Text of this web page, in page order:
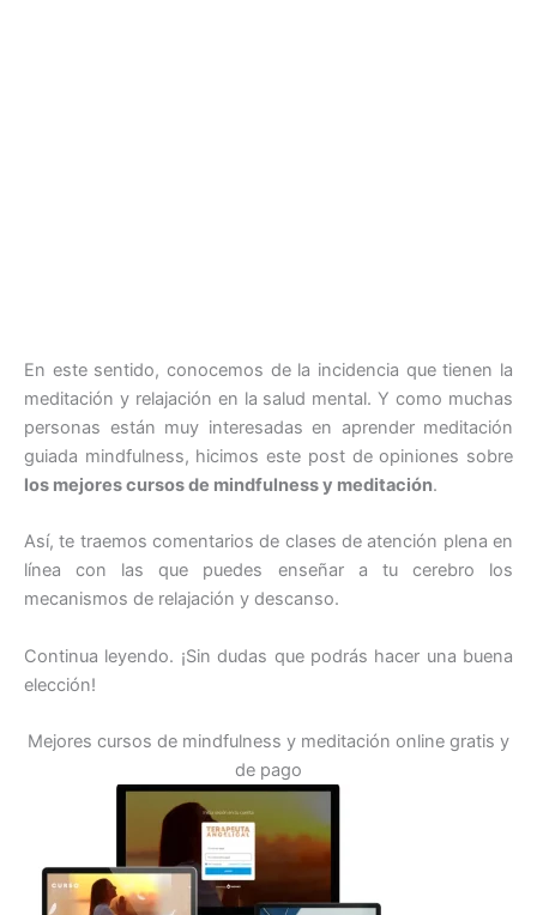
En este sentido, conocemos de la incidencia que tienen la
meditación y relajación en la salud mental. Y como muchas
personas están muy interesadas en aprender meditación
guiada mindfulness, hicimos este post de opiniones sobre
los mejores cursos de mindfulness y meditación.
Así, te traemos comentarios de clases de atención plena en
línea con las que puedes enseñar a tu cerebro los
mecanismos de relajación y descanso.
Continua leyendo. ¡Sin dudas que podrás hacer una buena
elección!
Mejores cursos de mindfulness y meditación online gratis y
de pago